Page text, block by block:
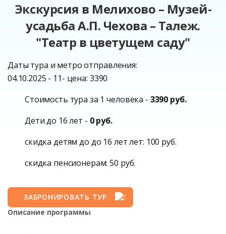
Экскурсия в Мелихово – Музей-
усадьба А.П. Чехова – Талеж.
"Театр в цветущем саду"
Даты тура и метро отправления:
04.10.2025 - 11- цена: 3390
Стоимость тура за 1 человека - 3390 руб.
Дети до 16 лет - 0 руб.
скидка детям до до 16 лет лет: 100 руб.
скидка пенсионерам: 50 руб.
ЗАБРОНИРОВАТЬ ТУР
Описание программы